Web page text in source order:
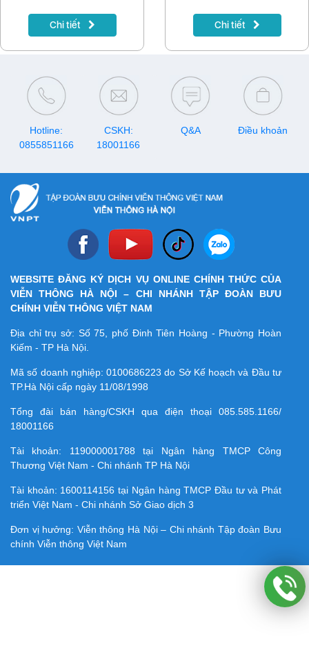
chương trình khuyến mại hấp
dẫn chỉ dành cho thuê bao
Chi tiết
các khách hàng đang sử dụng
dịch vụ với tổng giá trị lên đến
Chi tiết
Hotline:
0855851166
CSKH:
18001166
Q&A Điều khoản
WEBSITE ĐĂNG KÝ DỊCH VỤ ONLINE CHÍNH THỨC CỦA
VIỄN THÔNG HÀ NỘI – CHI NHÁNH TẬP ĐOÀN BƯU
CHÍNH VIỄN THÔNG VIỆT NAM
Địa chỉ trụ sở: Số 75, phố Đinh Tiên Hoàng - Phường Hoàn
Kiếm - TP Hà Nội.
Mã số doanh nghiệp:0100686223 do Sở Kế hoạch và Đầu tư
TP.Hà Nội cấp ngày 11/08/1998
Tổng đài bán hàng/CSKH qua điện thoại 085.585.1166/
18001166
Tài khoản: 119000001788 tại Ngân hàng TMCP Công
Thương Việt Nam - Chi nhánh TP Hà Nội
Tài khoản: 1600114156 tại Ngân hàng TMCP Ðầu tư và Phát
triển Việt Nam - Chi nhánh Sở Giao dịch 3
Đơn vị hưởng: Viễn thông Hà Nội – Chi nhánh Tập đoàn Bưu
chính Viễn thông Việt Nam